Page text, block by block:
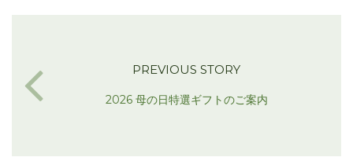
PREVIOUS STORY
2026 母の日特選ギフトのご案内